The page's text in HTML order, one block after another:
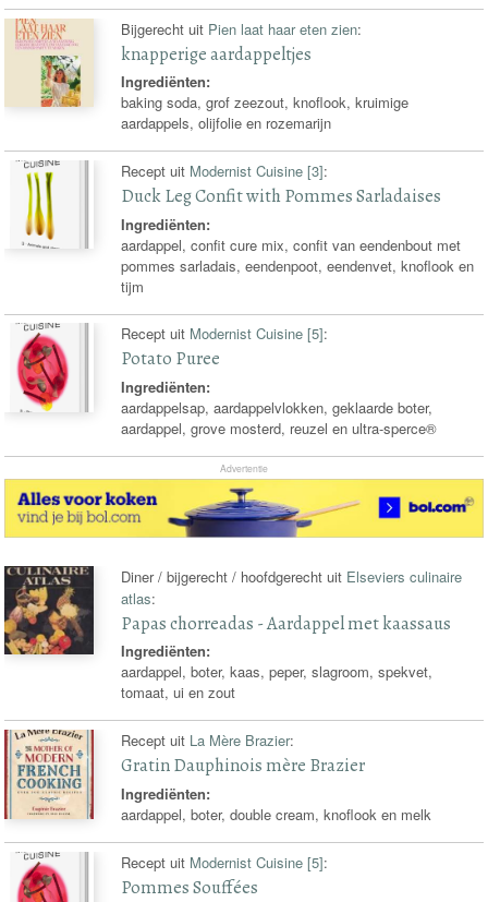
Bijgerecht uit Pien laat haar eten zien:
knapperige aardappeltjes
Ingrediënten:
baking soda, grof zeezout, knoflook, kruimige
aardappels, olijfolie en rozemarijn
Recept uit Modernist Cuisine [3]:
Duck Leg Confit with Pommes Sarladaises
Ingrediënten:
aardappel, confit cure mix, confit van eendenbout met
pommes sarladais, eendenpoot, eendenvet, knoflook en
tijm
Recept uit Modernist Cuisine [5]:
Potato Puree
Ingrediënten:
aardappelsap, aardappelvlokken, geklaarde boter,
aardappel, grove mosterd, reuzel en ultra-sperce®
Advertentie
Diner / bijgerecht / hoofdgerecht uit Elseviers culinaire
atlas:
Papas chorreadas - Aardappel met kaassaus
Ingrediënten:
aardappel, boter, kaas, peper, slagroom, spekvet,
tomaat, ui en zout
Recept uit La Mère Brazier:
Gratin Dauphinois mère Brazier
Ingrediënten:
aardappel, boter, double cream, knoflook en melk
Recept uit Modernist Cuisine [5]:
Pommes Souffées